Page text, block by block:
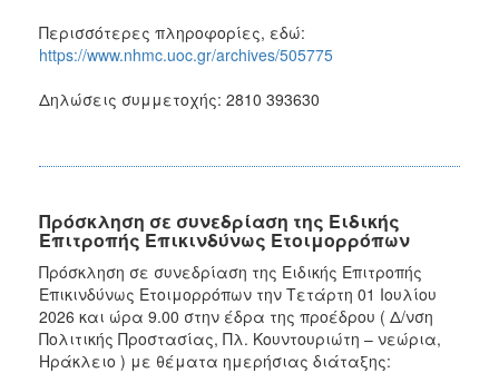
Περισσότερες πληροφορίες, εδώ:
https://www.nhmc.uoc.gr/archives/505775
Δηλώσεις συμμετοχής: 2810 393630
Πρόσκληση σε συνεδρίαση της Ειδικής
Επιτροπής Επικινδύνως Ετοιμορρόπων
Πρόσκληση σε συνεδρίαση της Ειδικής Επιτροπής
Επικινδύνως Ετοιμορρόπων την Τετάρτη 01 Ιουλίου
2026 και ώρα 9.00 στην έδρα της προέδρου ( Δ/νση
Πολιτικής Προστασίας, Πλ. Κουντουριώτη – νεώρια,
Ηράκλειο ) με θέματα ημερήσιας διάταξης: